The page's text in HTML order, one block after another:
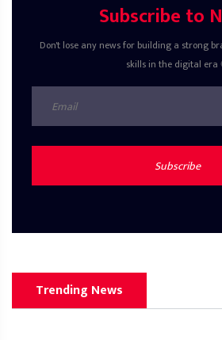
Subscribe to
Don't lose any news for building a strong
skills in the digital era
Subscribe
Trending News